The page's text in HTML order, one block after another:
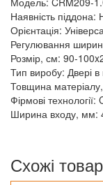
Наявність піддона:
Орієнтація:
Регулювання
Розмір, см: 90-
Тип виробу: Двері в
Товщина
Фірмові
Ширина входу, мм:
Схожі